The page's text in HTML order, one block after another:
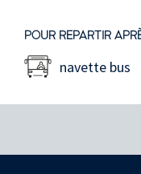
POUR REPARTIR
navette bus